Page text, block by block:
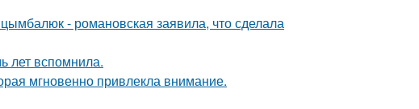
- романовская заявила, что сделала
лет вспомнила.
мгновенно привлекла внимание.